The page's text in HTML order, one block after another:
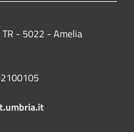
- 5022 - Amelia